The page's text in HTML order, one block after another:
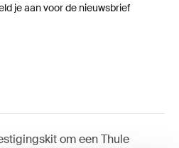
je aan voor de nieuwsbrief
om een Thule